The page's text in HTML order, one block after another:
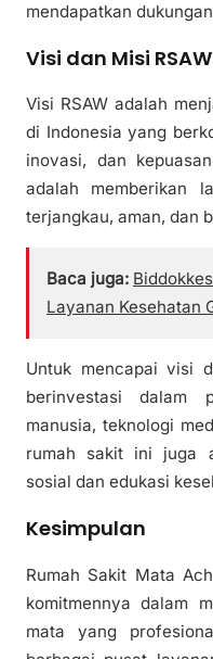
mendapatkan
Visi dan Misi RSAW
Visi RSAW adalah
di Indonesia yang
inovasi, dan
adalah memberikan
terjangkau, aman, dan
Baca juga:
Layanan Kesehatan
Untuk mencapai visi
berinvestasi dalam
manusia, teknologi
rumah sakit ini juga
sosial dan edukasi
Kesimpulan
Rumah Sakit Mata
komitmennya dalam
mata yang